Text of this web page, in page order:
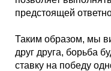
предстоящей
Таким образом, мы
друг друга, борьба
ставку на победу